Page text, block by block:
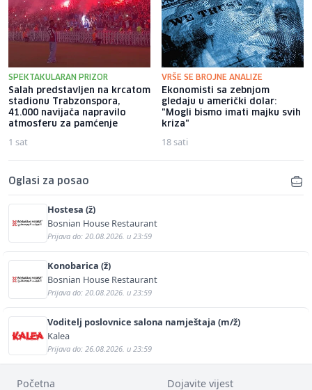
SPEKTAKULARAN PRIZOR
Salah predstavljen na krcatom
stadionu Trabzonspora,
41.000 navijača napravilo
atmosferu za pamćenje
1 sat
VRŠE SE BROJNE ANALIZE
Ekonomisti sa zebnjom
gledaju u američki dolar:
"Mogli bismo imati majku svih
kriza"
18 sati
Oglasi za posao
Hostesa (ž)
Bosnian House Restaurant
Prijava do: 20.08.2026. u 23:59
Konobarica (ž)
Bosnian House Restaurant
Prijava do: 20.08.2026. u 23:59
Voditelj poslovnice salona namještaja (m/ž)
Kalea
Prijava do: 26.08.2026. u 23:59
Početna Dojavite vijest